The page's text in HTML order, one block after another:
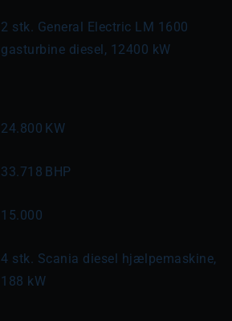
2 stk. General Electric LM 1600
gasturbine diesel, 12400 kW
24.800 KW
33.718 BHP
15.000
4 stk. Scania diesel hjælpemaskine,
188 kW